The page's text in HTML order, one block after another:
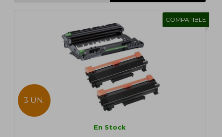
COMPATIBLE
3 UN.
En Stock